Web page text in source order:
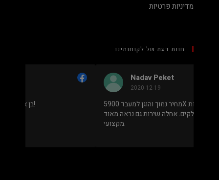
מדיניות פרטיות
חוות דעת של לקוחותינו
Nadav Peket
מחיר נמוך והוגן למעבד 5900X בלי שצריך לקנות
מחשב שלם או עוד חלקים. אחלה שירות גם נראה מאוד